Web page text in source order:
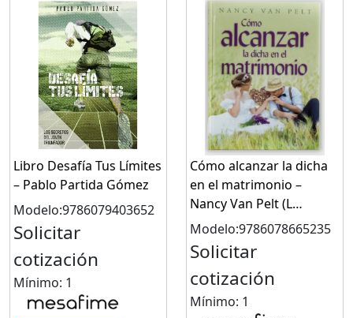
Libro Desafía Tus Límites
– Pablo Partida Gómez
Modelo:9786079403652
Solicitar
cotización
Mínimo: 1
Cómo alcanzar la dicha
en el matrimonio –
Nancy Van Pelt (L…
Modelo:9786078665235
Solicitar
cotización
Mínimo: 1